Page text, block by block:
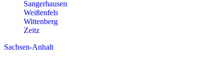
Sangerhausen
Weißenfels
Wittenberg
Zeitz
Sachsen-Anhalt